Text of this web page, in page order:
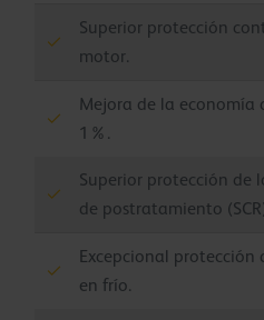
Superior protección
motor.
Mejora de la economía
1%.
Superior protección de
de postratamiento
Excepcional
en frío.